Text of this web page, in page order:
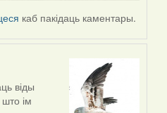
каб пакідаць каментары.
віды
ім